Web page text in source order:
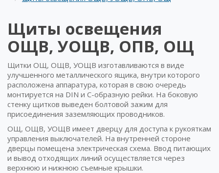
Щиты освещения
ОЩВ, УОЩВ, ОПВ, ОЩ
Щитки ОЩ, ОЩВ, УОЩВ изготавливаются в виде
улучшенного металлического ящика, внутри которого
расположена аппаратура, которая в свою очередь
монтируется на DIN и С-образную рейки. На боковую
стенку щитков выведен болтовой зажим для
присоединения заземляющих проводников.
ОЩ, ОЩВ, УОЩВ имеет дверцу для доступа к рукояткам
управления выключателей. На внутренней стороне
дверцы помещена электрическая схема. Ввод питающих
и вывод отходящих линий осуществляется через
верхнюю и нижнюю съемные крышки.